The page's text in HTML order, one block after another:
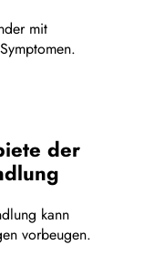
mit
der
kann
vorbeugen.